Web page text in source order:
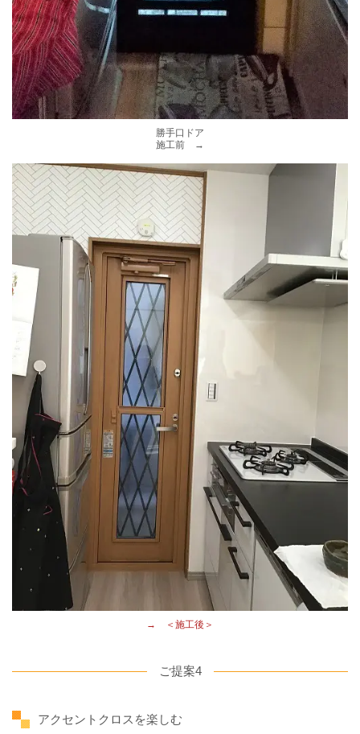
勝手口ドア
施工前 →
→ ＜施工後＞
ご提案4
アクセントクロスを楽しむ